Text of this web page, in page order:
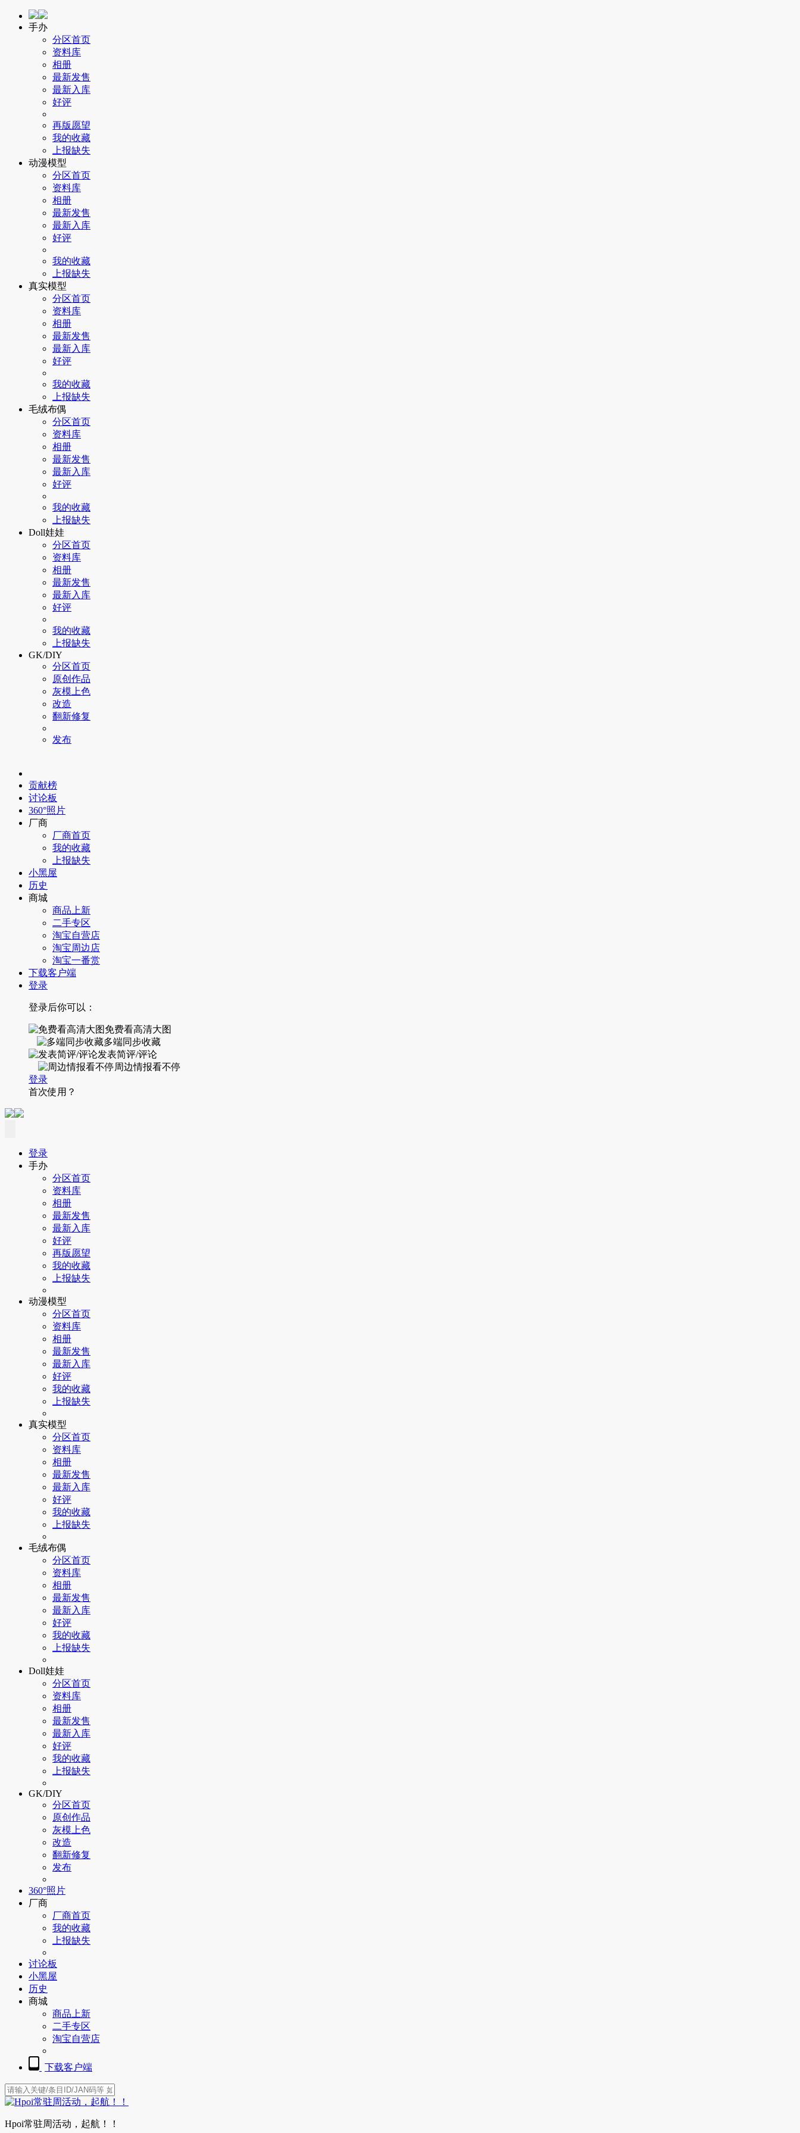
手办
分区首页
资料库
相册
最新发售
最新入库
好评
再版愿望
我的收藏
上报缺失
动漫模型
分区首页
资料库
相册
最新发售
最新入库
好评
我的收藏
上报缺失
真实模型
分区首页
资料库
相册
最新发售
最新入库
好评
我的收藏
上报缺失
毛绒布偶
分区首页
资料库
相册
最新发售
最新入库
好评
我的收藏
上报缺失
Doll娃娃
分区首页
资料库
相册
最新发售
最新入库
好评
我的收藏
上报缺失
GK/DIY
分区首页
原创作品
灰模上色
改造
翻新修复
发布
贡献榜
讨论板
360°照片
厂商
厂商首页
我的收藏
上报缺失
小黑屋
历史
商城
商品上新
二手专区
淘宝自营店
淘宝周边店
淘宝一番赏
下载客户端
登录
登录后你可以：
免费看高清大图
多端同步收藏
发表简评/评论
周边情报看不停
登录
首次使用？
登录
手办
分区首页
资料库
相册
最新发售
最新入库
好评
再版愿望
我的收藏
上报缺失
动漫模型
分区首页
资料库
相册
最新发售
最新入库
好评
我的收藏
上报缺失
真实模型
分区首页
资料库
相册
最新发售
最新入库
好评
我的收藏
上报缺失
毛绒布偶
分区首页
资料库
相册
最新发售
最新入库
好评
我的收藏
上报缺失
Doll娃娃
分区首页
资料库
相册
最新发售
最新入库
好评
我的收藏
上报缺失
GK/DIY
分区首页
原创作品
灰模上色
改造
翻新修复
发布
360°照片
厂商
厂商首页
我的收藏
上报缺失
讨论板
小黑屋
历史
商城
商品上新
二手专区
淘宝自营店
下载客户端
Hpoi常驻周活动，起航！！